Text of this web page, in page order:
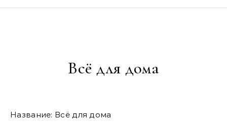
Всё для дома
Название: Всё для дома